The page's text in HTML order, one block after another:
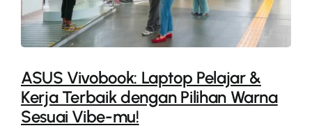
ASUS Vivobook: Laptop Pelajar &
Kerja Terbaik dengan Pilihan Warna
Sesuai Vibe-mu!